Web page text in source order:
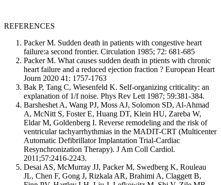
REFERENCES
Packer M. Sudden death in patients with congestive heart
failure:a second frontier. Circulation 1985; 72: 681-685
Packer M. What causes sudden death in ptients with chronic
heart failure and a reduced ejection fraction ? European Heart
Journ 2020 41: 1757-1763
Bak P, Tang C, Wiesenfeld K. Self-organizing criticality: an
explanation of 1/f noise. Phys Rev Lett 1987; 59:381-384.
Barsheshet A, Wang PJ, Moss AJ, Solomon SD, Al-Ahmad
A, McNitt S, Foster E, Huang DT, Klein HU, Zareba W,
Eldar M, Goldenberg I. Reverse remodeling and the risk of
ventricular tachyarrhythmias in the MADIT-CRT (Multicenter
Automatic Defibrillator Implantation Trial-Cardiac
Resynchronization Therapy). J Am Coll Cardiol.
2011;57:2416-2243.
Desai AS, McMurray JJ, Packer M, Swedberg K, Rouleau
JL, Chen F, Gong J, Rizkala AR, Brahimi A, Claggett B,